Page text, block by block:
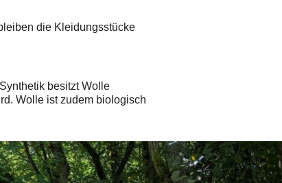
die Kleidungsstücke
besitzt Wolle
Wolle ist zudem biologisch